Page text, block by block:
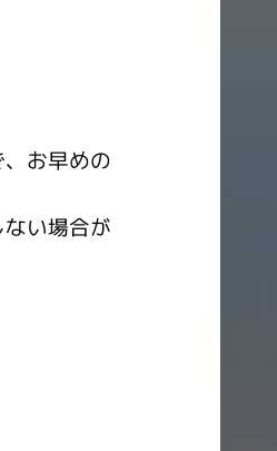
、お早めの
い場合が